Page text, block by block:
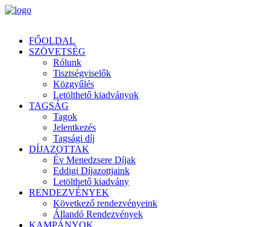
FŐOLDAL
SZÖVETSÉG
Rólunk
Tisztségviselők
Közgyűlés
Letölthető kiadványok
TAGSÁG
Tagok
Jelentkezés
Tagsági díj
DÍJAZOTTAK
Év Menedzsere Díjak
Eddigi Díjazottjaink
Letölthető kiadvány
RENDEZVÉNYEK
Következő rendezvényeink
Állandó Rendezvények
KAMPÁNYOK